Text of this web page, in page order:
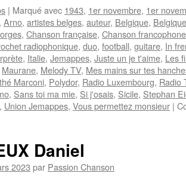
| Marqué avec 1943, 1er novembre, 1er
, Arno, artistes belges, auteur, Belgique,
, Chanson française, Chanson francophone
radiophonique, duo, football, guitare, In
, Italie, Jemappes, Juste un je t'aime, Les
Maurane, Melody TV, Mes mains sur tes
Marconi, Polydor, Radio Luxembourg, Radio
, Sans toi ma mie, Si j'osais, Sicile, Stephan
, Union Jemappes, Vous permettez monsieur |
Daniel
2023 par Passion Chanson